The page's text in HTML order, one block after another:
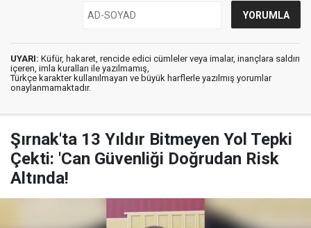
UYARI: Küfür, hakaret, rencide edici cümleler veya imalar, inançlara saldırı
içeren, imla kuralları ile yazılmamış,
Türkçe karakter kullanılmayan ve büyük harflerle yazılmış yorumlar
onaylanmamaktadır.
Şırnak'ta 13 Yıldır Bitmeyen Yol Tepki
Çekti: 'Can Güvenliği Doğrudan Risk
Altında!